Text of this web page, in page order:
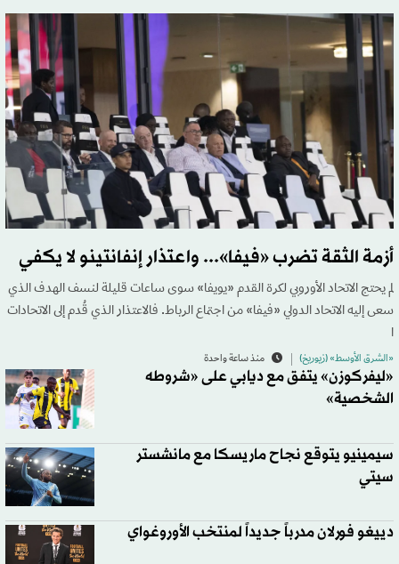
أزمة الثقة تضرب «فيفا»... واعتذار إنفانتينو لا يكفي
لم يحتج الاتحاد الأوروبي لكرة القدم «يويفا» سوى ساعات قليلة لنسف الهدف الذي
سعى إليه الاتحاد الدولي «فيفا» من اجتماع الرباط. فالاعتذار الذي قُدم إلى الاتحادات
ا
«الشرق الأوسط» (زيوريخ) منذ ساعة واحدة
«ليفركوزن» يتفق مع ديابي على «شروطه
الشخصية»
سيمينيو يتوقع نجاح ماريسكا مع مانشستر
سيتي
دييغو فورلان مدرباً جديداً لمنتخب الأوروغواي